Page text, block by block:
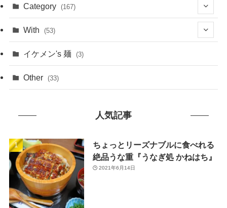
(1)
(38)
(1)
(3)
(26)
Category (167)
(114)
With (53)
(15)
(43)
(49)
イケメン's 麺 (3)
Other (33)
人気記事
ちょっとリーズナブルに食べれる
絶品うな重『うなぎ処 かねはち』
2021年6月14日